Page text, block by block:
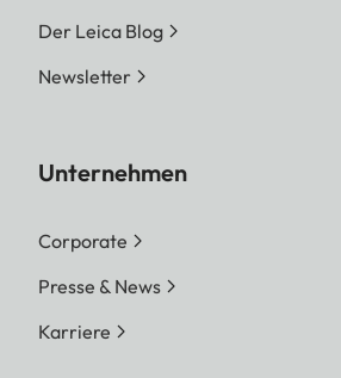
Der Leica Blog
Newsletter
Unternehmen
Corporate
Presse & News
Karriere